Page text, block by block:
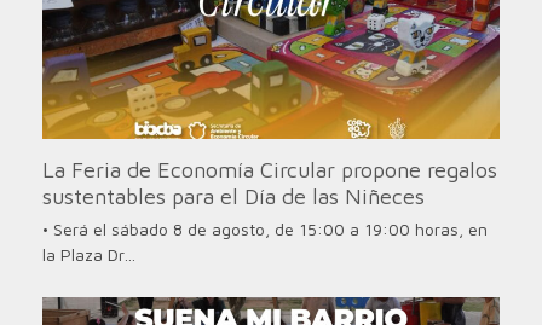
La Feria de Economía Circular propone regalos
sustentables para el Día de las Niñeces
• Será el sábado 8 de agosto, de 15:00 a 19:00 horas, en
la Plaza Dr…